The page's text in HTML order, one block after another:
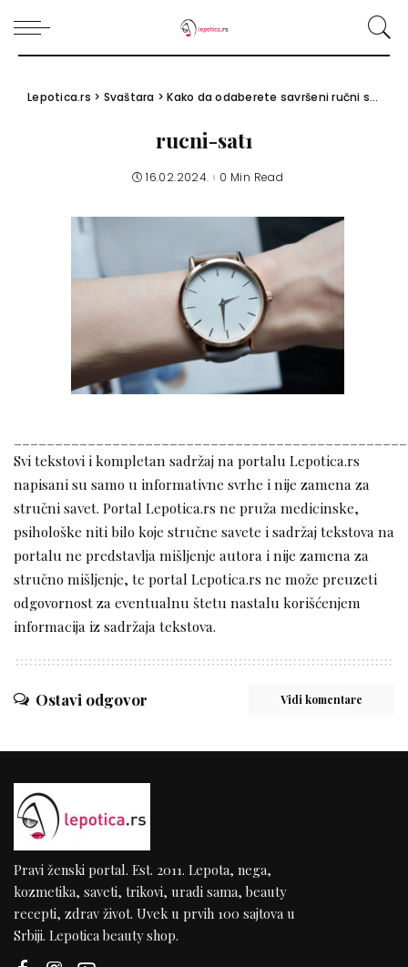
Lepotica.rs > Svaštara >Kako da odaberete savršeni ručni sat: 6 pravila koja morate ispratiti
rucni-sat1
16.02.2024. 0 Min Read
Svi tekstovi i kompletan sadržaj na portalu Lepotica.rs
napisani su samo u informativne svrhe i nije zamena za
stručni savet. Portal Lepotica.rs ne pruža medicinske,
psihološke niti bilo koje stručne savete i sadržaj tekstova na
portalu ne predstavlja mišljenje autora i nije zamena za
stručno mišljenje, te portal Lepotica.rs ne može preuzeti
odgovornost za eventualnu štetu nastalu korišćenjem
informacija iz sadržaja tekstova.
Ostavi odgovor Vidi komentare
Pravi ženski portal. Est. 2011. Lepota, nega,
kozmetika, saveti, trikovi, uradi sama, beauty
recepti, zdrav život. Uvek u prvih 100 sajtova u
Srbiji. Lepotica beauty shop.